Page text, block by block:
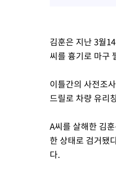
김훈은 지난 3월
씨를 흉기로 마구
이틀간의 사전조
드릴로 차량 유리
A씨를 살해한 김
한 상태로 검거됐
다.